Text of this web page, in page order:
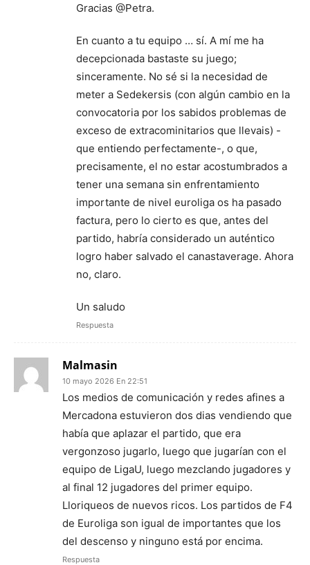
Gracias @Petra.
En cuanto a tu equipo … sí. A mí me ha
decepcionada bastaste su juego;
sinceramente. No sé si la necesidad de
meter a Sedekersis (con algún cambio en la
convocatoria por los sabidos problemas de
exceso de extracominitarios que llevais) -
que entiendo perfectamente-, o que,
precisamente, el no estar acostumbrados a
tener una semana sin enfrentamiento
importante de nivel euroliga os ha pasado
factura, pero lo cierto es que, antes del
partido, habría considerado un auténtico
logro haber salvado el canastaverage. Ahora
no, claro.
Un saludo
Respuesta
Malmasin
10 mayo 2026 En 22:51
Los medios de comunicación y redes afines a
Mercadona estuvieron dos dias vendiendo que
había que aplazar el partido, que era
vergonzoso jugarlo, luego que jugarían con el
equipo de LigaU, luego mezclando jugadores y
al final 12 jugadores del primer equipo.
Lloriqueos de nuevos ricos. Los partidos de F4
de Euroliga son igual de importantes que los
del descenso y ninguno está por encima.
Respuesta